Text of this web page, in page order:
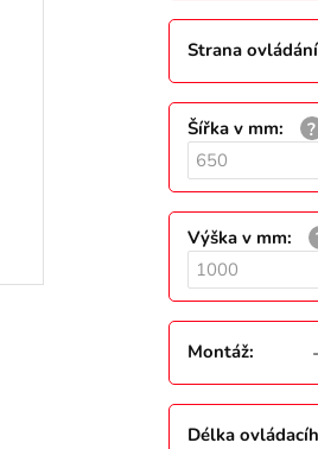
Strana ovládání
Šířka v mm:
Výška v mm:
Montáž:
Délka